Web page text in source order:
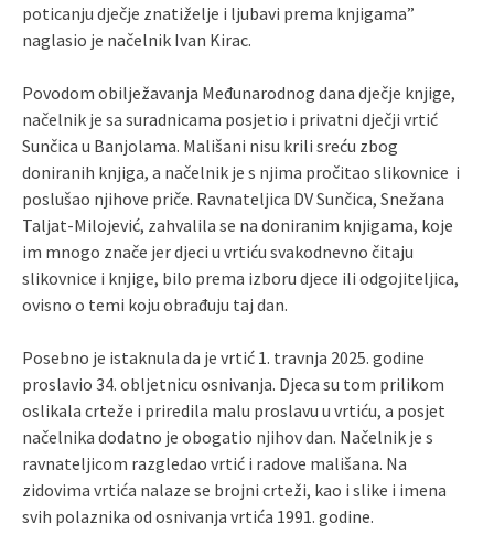
poticanju dječje znatiželje i ljubavi prema knjigama”
naglasio je načelnik Ivan Kirac.
Povodom obilježavanja Međunarodnog dana dječje knjige,
načelnik je sa suradnicama posjetio i privatni dječji vrtić
Sunčica u Banjolama. Mališani nisu krili sreću zbog
doniranih knjiga, a načelnik je s njima pročitao slikovnice i
poslušao njihove priče. Ravnateljica DV Sunčica, Snežana
Taljat-Milojević, zahvalila se na doniranim knjigama, koje
im mnogo znače jer djeci u vrtiću svakodnevno čitaju
slikovnice i knjige, bilo prema izboru djece ili odgojiteljica,
ovisno o temi koju obrađuju taj dan.
Posebno je istaknula da je vrtić 1. travnja 2025. godine
proslavio 34. obljetnicu osnivanja. Djeca su tom prilikom
oslikala crteže i priredila malu proslavu u vrtiću, a posjet
načelnika dodatno je obogatio njihov dan. Načelnik je s
ravnateljicom razgledao vrtić i radove mališana. Na
zidovima vrtića nalaze se brojni crteži, kao i slike i imena
svih polaznika od osnivanja vrtića 1991. godine.